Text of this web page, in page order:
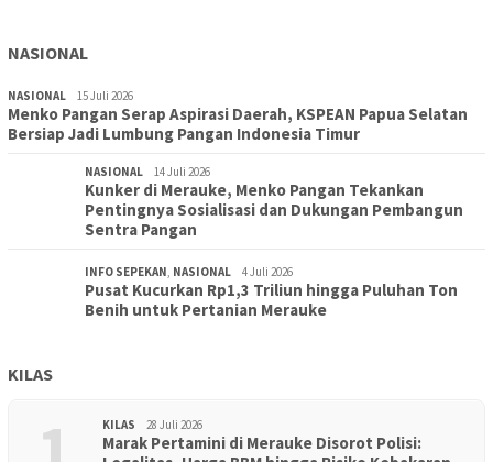
NASIONAL
NASIONAL 15 Juli 2026
Menko Pangan Serap Aspirasi Daerah, KSPEAN Papua Selatan
Bersiap Jadi Lumbung Pangan Indonesia Timur
NASIONAL 14 Juli 2026
Kunker di Merauke, Menko Pangan Tekankan
Pentingnya Sosialisasi dan Dukungan Pembangun
Sentra Pangan
INFO SEPEKAN, NASIONAL 4 Juli 2026
Pusat Kucurkan Rp1,3 Triliun hingga Puluhan Ton
Benih untuk Pertanian Merauke
KILAS
KILAS 28 Juli 2026
Marak Pertamini di Merauke Disorot Polisi: